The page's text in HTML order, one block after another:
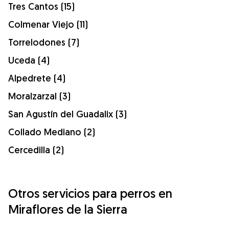
Tres Cantos (15)
Colmenar Viejo (11)
Torrelodones (7)
Uceda (4)
Alpedrete (4)
Moralzarzal (3)
San Agustín del Guadalix (3)
Collado Mediano (2)
Cercedilla (2)
Otros servicios para perros en
Miraflores de la Sierra